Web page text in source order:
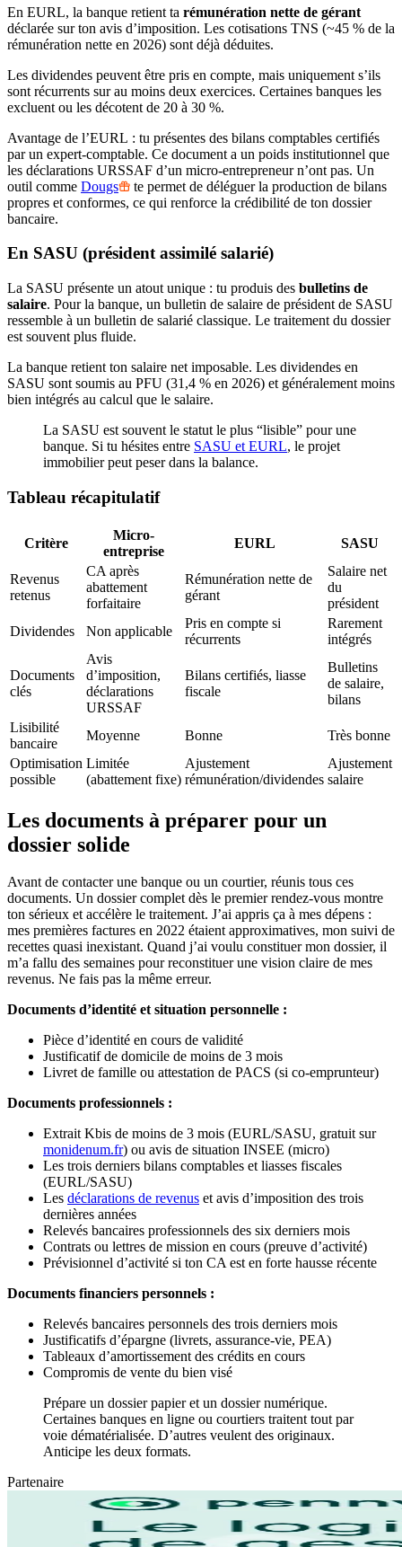
En EURL, la banque retient ta rémunération nette de gérant
déclarée sur ton avis d’imposition. Les cotisations TNS (~45 % de la
rémunération nette en 2026) sont déjà déduites.
Les dividendes peuvent être pris en compte, mais uniquement s’ils
sont récurrents sur au moins deux exercices. Certaines banques les
excluent ou les décotent de 20 à 30 %.
Avantage de l’EURL : tu présentes des bilans comptables certifiés
par un expert-comptable. Ce document a un poids institutionnel que
les déclarations URSSAF d’un micro-entrepreneur n’ont pas. Un
outil comme Dougs
te permet de déléguer la production de bilans
propres et conformes, ce qui renforce la crédibilité de ton dossier
bancaire.
En SASU (président assimilé salarié)
La SASU présente un atout unique : tu produis des bulletins de
salaire. Pour la banque, un bulletin de salaire de président de SASU
ressemble à un bulletin de salarié classique. Le traitement du dossier
est souvent plus fluide.
La banque retient ton salaire net imposable. Les dividendes en
SASU sont soumis au PFU (31,4 % en 2026) et généralement moins
bien intégrés au calcul que le salaire.
La SASU est souvent le statut le plus “lisible” pour une
banque. Si tu hésites entre SASU et EURL, le projet
immobilier peut peser dans la balance.
Tableau récapitulatif
Critère
Micro-
entreprise
EURL SASU
Revenus
retenus
CA après
abattement
forfaitaire
Rémunération nette de
gérant
Salaire net
du
président
Dividendes
Non applicable
Pris en compte si
récurrents
Rarement
intégrés
Documents
clés
Avis
d’imposition,
déclarations
URSSAF
Bilans certifiés, liasse
fiscale
Bulletins
de salaire,
bilans
Lisibilité
bancaire
Moyenne Bonne
Très bonne
Optimisation
possible
Limitée
(abattement fixe)
Ajustement
rémunération/dividendes
Ajustement
salaire
Les documents à préparer pour un
dossier solide
Avant de contacter une banque ou un courtier, réunis tous ces
documents. Un dossier complet dès le premier rendez-vous montre
ton sérieux et accélère le traitement. J’ai appris ça à mes dépens :
mes premières factures en 2022 étaient approximatives, mon suivi de
recettes quasi inexistant. Quand j’ai voulu constituer mon dossier, il
m’a fallu des semaines pour reconstituer une vision claire de mes
revenus. Ne fais pas la même erreur.
Documents d’identité et situation personnelle :
Pièce d’identité en cours de validité
Justificatif de domicile de moins de 3 mois
Livret de famille ou attestation de PACS (si co-emprunteur)
Documents professionnels :
Extrait Kbis de moins de 3 mois (EURL/SASU, gratuit sur
monidenum.fr) ou avis de situation INSEE (micro)
Les trois derniers bilans comptables et liasses fiscales
(EURL/SASU)
Les déclarations de revenus et avis d’imposition des trois
dernières années
Relevés bancaires professionnels des six derniers mois
Contrats ou lettres de mission en cours (preuve d’activité)
Prévisionnel d’activité si ton CA est en forte hausse récente
Documents financiers personnels :
Relevés bancaires personnels des trois derniers mois
Justificatifs d’épargne (livrets, assurance-vie, PEA)
Tableaux d’amortissement des crédits en cours
Compromis de vente du bien visé
Prépare un dossier papier et un dossier numérique.
Certaines banques en ligne ou courtiers traitent tout par
voie dématérialisée. D’autres veulent des originaux.
Anticipe les deux formats.
Partenaire